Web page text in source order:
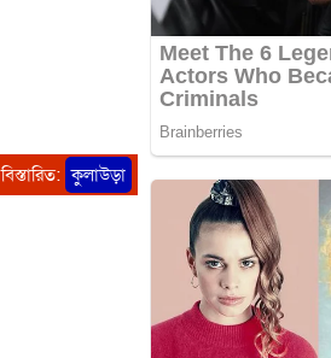
বিস্তারিত: কুলাউড়া